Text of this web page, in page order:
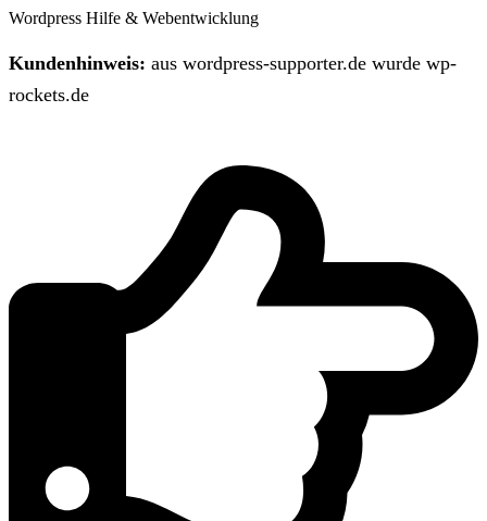
Wordpress Hilfe & Webentwicklung
Kundenhinweis: aus wordpress-supporter.de wurde wp-
rockets.de